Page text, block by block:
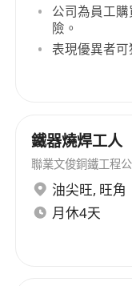
公司為員工
險。
表現優異者
鐵器燒焊工人
聯業文俊銅鐵工程
油尖旺, 旺角
月休4天